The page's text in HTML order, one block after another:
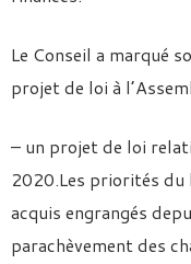
Le Conseil a marqué
projet de loi à
– un projet de loi
2020.Les priorités
acquis engrangés
parachèvement des